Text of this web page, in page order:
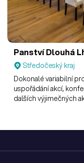
Panství Dlouhá
Středočeský kraj
Dokonalé variabilní
uspořádání akcí,
dalších výjimečných